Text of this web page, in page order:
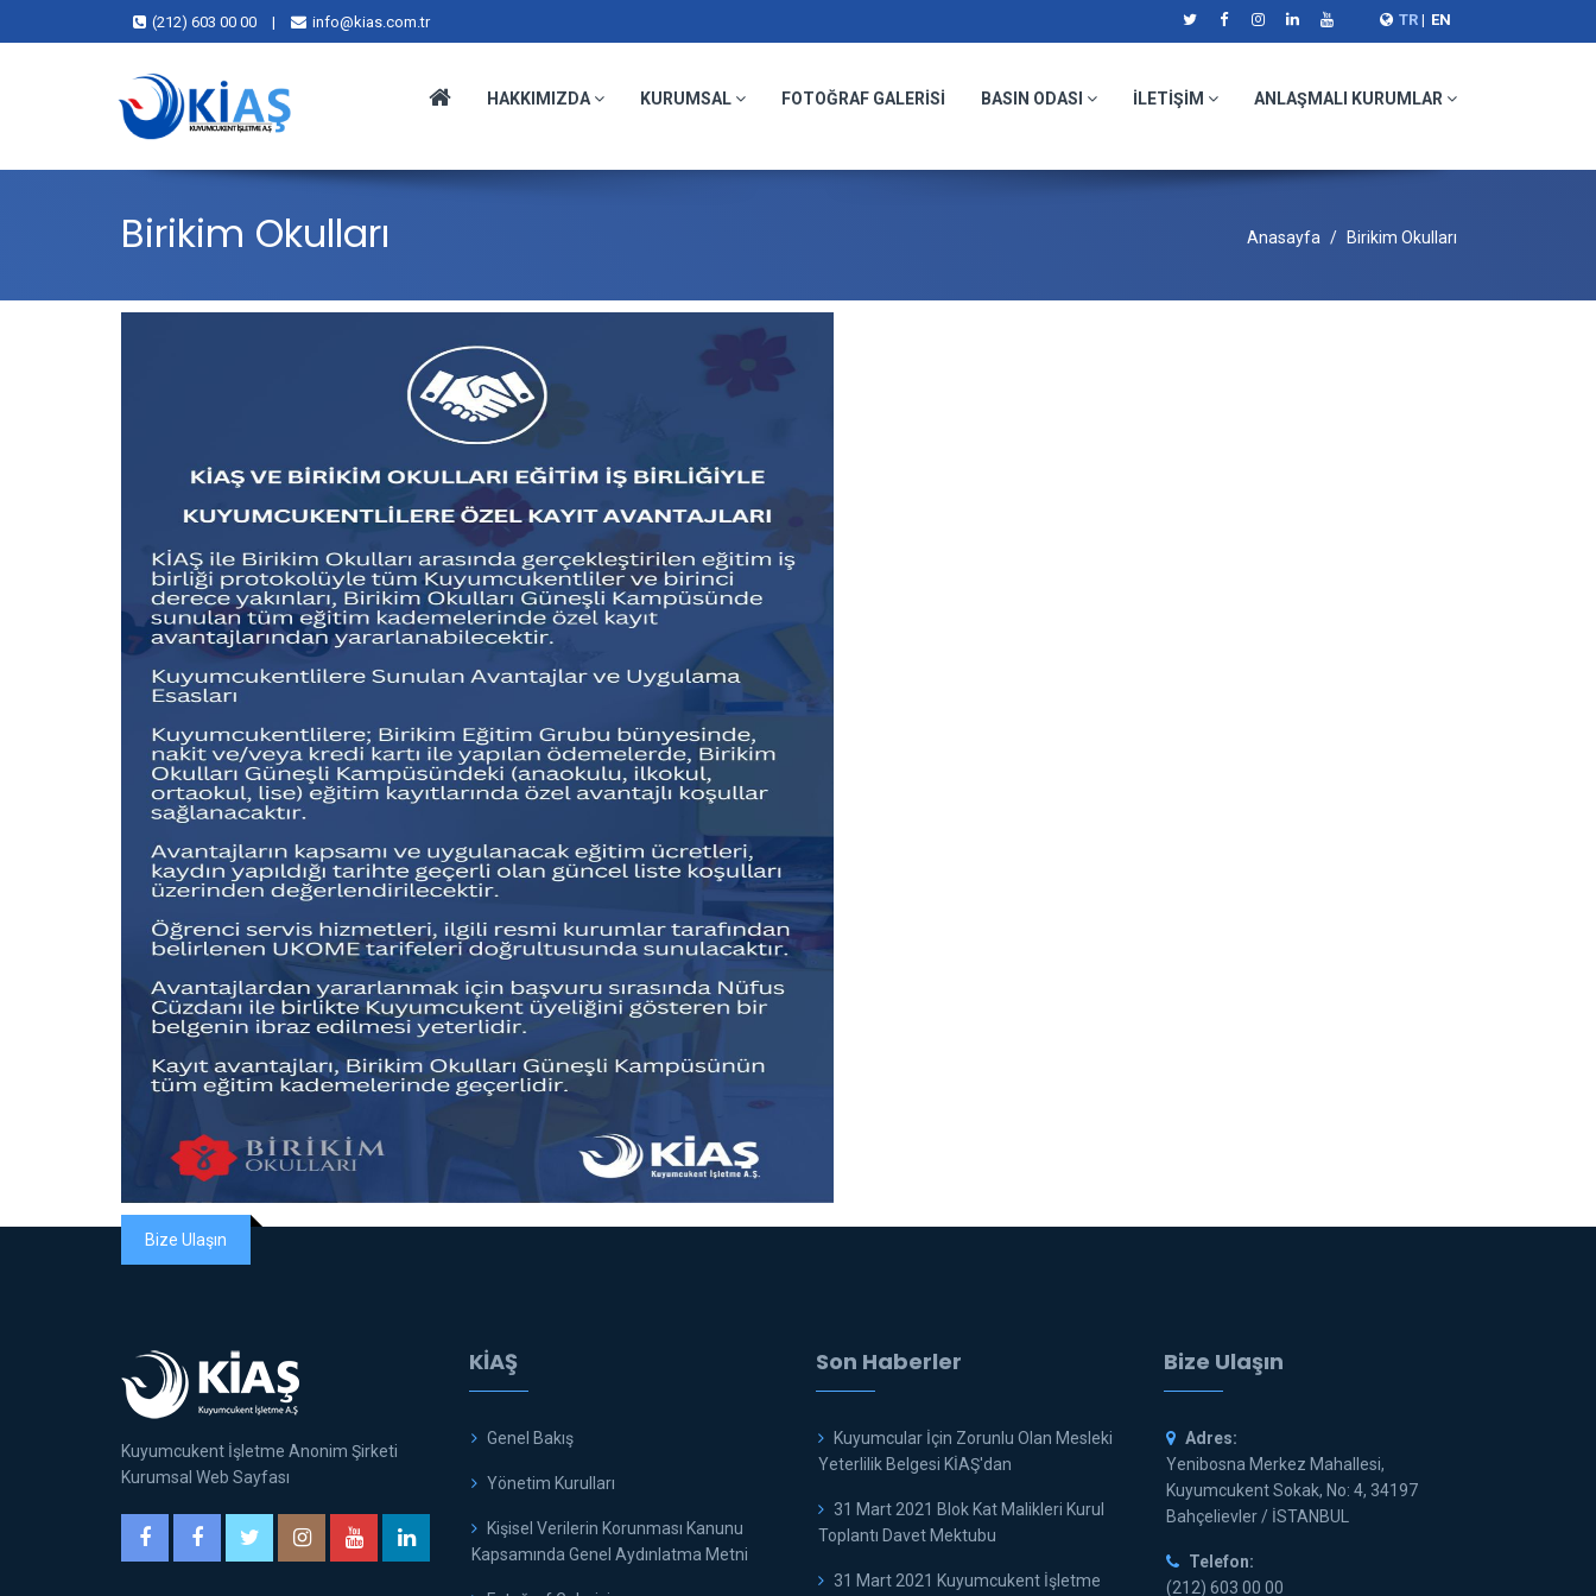
(212) 603 00 00 | info@kias.com.tr TR | EN
HAKKIMIZDA KURUMSAL FOTOĞRAF GALERİSİ BASIN ODASI İLETİŞİM ANLAŞMALI KURUMLAR
Birikim Okulları Anasayfa Birikim Okulları
Bize Ulaşın
Kuyumcukent İşletme Anonim Şirketi
Kurumsal Web Sayfası
KİAŞ
Genel Bakış
Yönetim Kurulları
Kişisel Verilerin Korunması Kanunu
Kapsamında Genel Aydınlatma Metni
Son Haberler
Kuyumcular İçin Zorunlu Olan Mesleki
Yeterlilik Belgesi KİAŞ'dan
31 Mart 2021 Blok Kat Malikleri Kurul
Toplantı Davet Mektubu
31 Mart 2021 Kuyumcukent İşletme
Bize Ulaşın
Adres:
Yenibosna Merkez Mahallesi,
Kuyumcukent Sokak, No: 4, 34197
Bahçelievler / İSTANBUL
Telefon:
(212) 603 00 00